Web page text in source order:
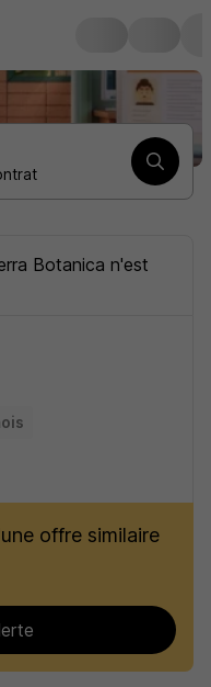
Botanica n'est
offre similaire